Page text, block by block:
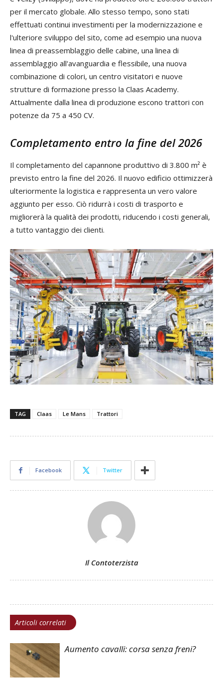
per il mercato globale. Allo stesso tempo, sono stati
effettuati continui investimenti per la modernizzazione e
l'ulteriore sviluppo del sito, come ad esempio una nuova
linea di preassemblaggio delle cabine, una linea di
assemblaggio all'avanguardia e flessibile, una nuova
combinazione di colori, un centro visitatori e nuove
strutture di formazione presso la Claas Academy.
Attualmente dalla linea di produzione escono trattori con
potenze da 75 a 450 CV.
Completamento entro la fine del 2026
Il completamento del capannone produttivo di 3.800 m² è
previsto entro la fine del 2026. Il nuovo edificio ottimizzerà
ulteriormente la logistica e rappresenta un vero valore
aggiunto per esso. Ciò ridurrà i costi di trasporto e
migliorerà la qualità dei prodotti, riducendo i costi generali,
a tutto vantaggio dei clienti.
TAG Claas Le Mans Trattori
Facebook Twitter
Il Contoterzista
Articoli correlati
Aumento cavalli: corsa senza freni?